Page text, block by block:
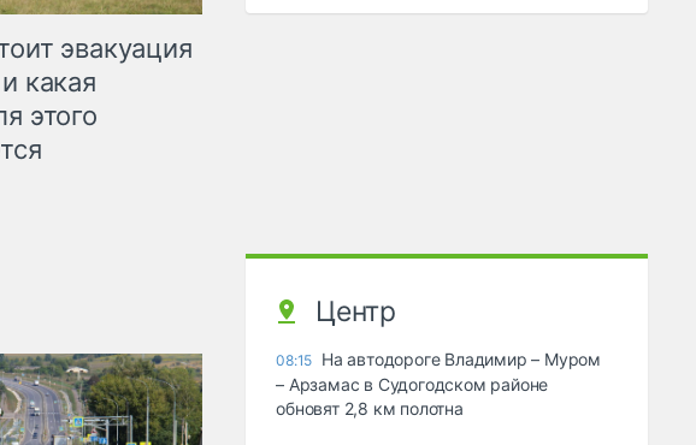
эвакуация
какая
этого
Центр
08:15 На автодороге Владимир – Муром
– Арзамас в Судогодском районе
обновят 2,8 км полотна